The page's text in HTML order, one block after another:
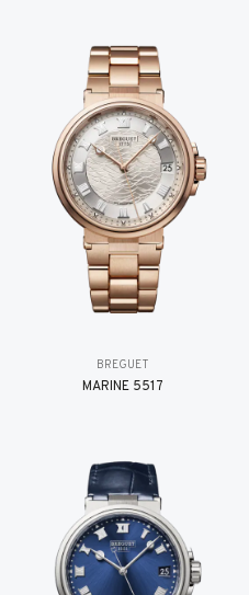
BREGUET
MARINE 5517